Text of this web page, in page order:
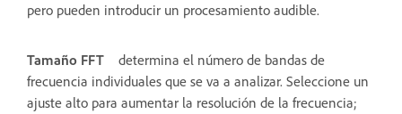
pero pueden introducir un procesamiento audible.
Tamaño FFT
determina el número de bandas de
frecuencia individuales que se va a analizar. Seleccione un
ajuste alto para aumentar la resolución de la frecuencia;